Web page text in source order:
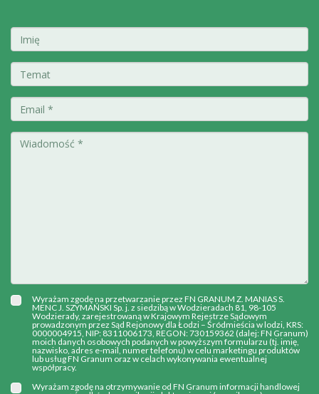
Wyrażam zgodę na przetwarzanie przez FN GRANUM Z. MANIAS S.
MENC J. SZYMAŃSKI Sp. j. z siedzibą w Wodzieradach 81, 98-105
Wodzierady, zarejestrowaną w Krajowym Rejestrze Sądowym
prowadzonym przez Sąd Rejonowy dla Łodzi – Śródmieścia w lodzi, KRS:
0000004915, NIP: 8311006173, REGON: 730159362 (dalej: FN Granum)
moich danych osobowych podanych w powyższym formularzu (tj. imię,
nazwisko, adres e-mail, numer telefonu) w celu marketingu produktów
lub usług FN Granum oraz w celach wykonywania ewentualnej
współpracy.
Wyrażam zgodę na otrzymywanie od FN Granum informacji handlowej